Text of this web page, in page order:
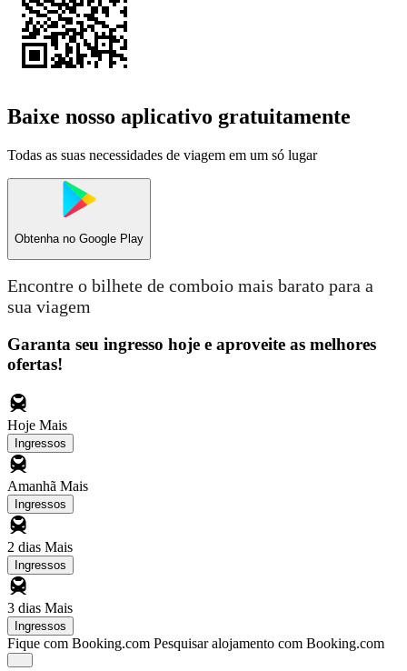
Baixe nosso aplicativo gratuitamente
Todas as suas necessidades de viagem em um só lugar
Obtenha no Google Play
Encontre o bilhete de comboio mais barato para a
sua viagem
Garanta seu ingresso hoje e aproveite as melhores
ofertas!
Hoje Mais
Ingressos
Amanhã Mais
Ingressos
2 dias Mais
Ingressos
3 dias Mais
Ingressos
Fique com Booking.com Pesquisar alojamento com Booking.com